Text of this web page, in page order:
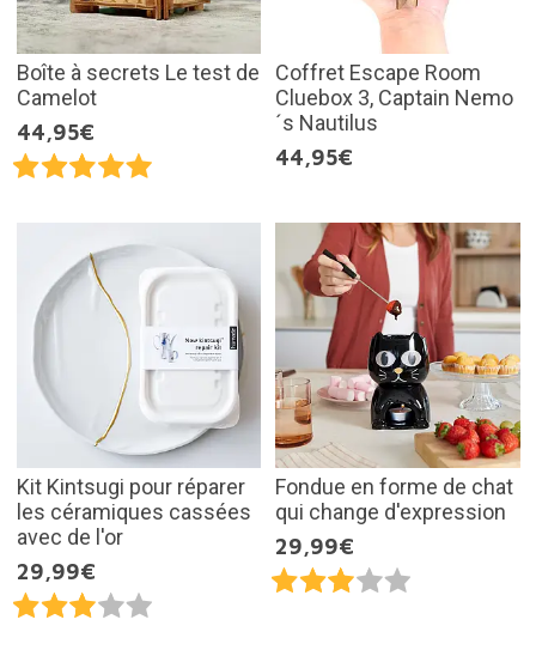
Boîte à secrets Le test de
Camelot
44,95€
Coffret Escape Room
Cluebox 3, Captain Nemo
´s Nautilus
44,95€
Kit Kintsugi pour réparer
les céramiques cassées
avec de l'or
29,99€
Fondue en forme de chat
qui change d'expression
29,99€